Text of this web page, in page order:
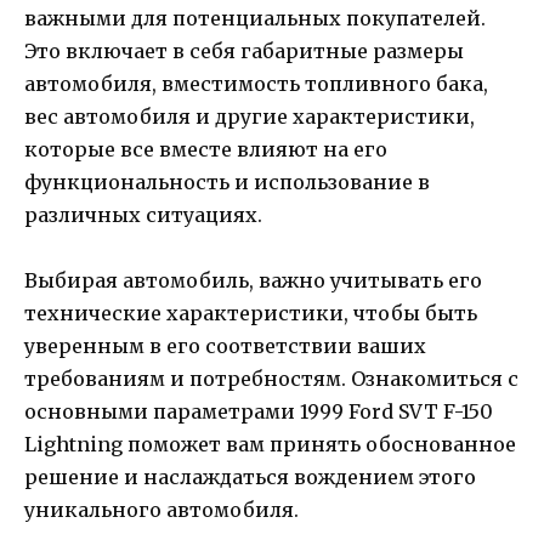
важными для потенциальных покупателей.
Это включает в себя габаритные размеры
автомобиля, вместимость топливного бака,
вес автомобиля и другие характеристики,
которые все вместе влияют на его
функциональность и использование в
различных ситуациях.
Выбирая автомобиль, важно учитывать его
технические характеристики, чтобы быть
уверенным в его соответствии ваших
требованиям и потребностям. Ознакомиться с
основными параметрами 1999 Ford SVT F-150
Lightning поможет вам принять обоснованное
решение и наслаждаться вождением этого
уникального автомобиля.